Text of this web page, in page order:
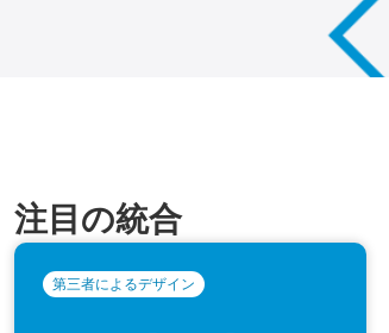
注目の統合
第三者によるデザイン